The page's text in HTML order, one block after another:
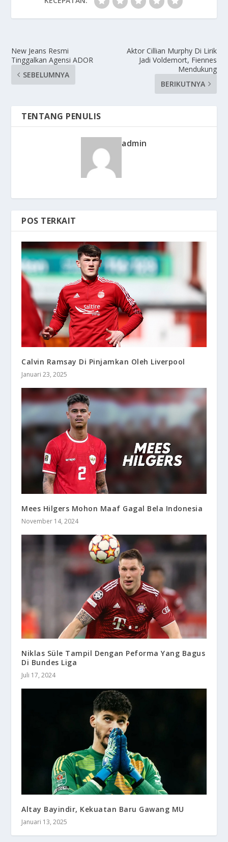
New Jeans Resmi
Tinggalkan Agensi ADOR
SEBELUMNYA
Aktor Cillian Murphy Di Lirik
Jadi Voldemort, Fiennes
Mendukung
BERIKUTNYA
TENTANG PENULIS
admin
POS TERKAIT
Calvin Ramsay Di Pinjamkan Oleh Liverpool
Januari 23, 2025
Mees Hilgers Mohon Maaf Gagal Bela Indonesia
November 14, 2024
Niklas Süle Tampil Dengan Peforma Yang Bagus
Di Bundes Liga
Juli 17, 2024
Altay Bayindir, Kekuatan Baru Gawang MU
Januari 13, 2025